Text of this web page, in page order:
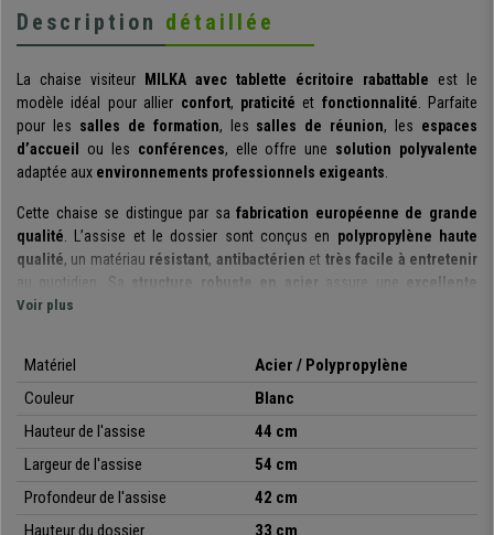
Description détaillée
La chaise visiteur MILKA avec tablette écritoire rabattable est le
modèle idéal pour allier confort, praticité et fonctionnalité. Parfaite
pour les salles de formation, les salles de réunion, les espaces
d’accueil
ou les conférences, elle offre une solution polyvalente
adaptée aux environnements professionnels exigeants.
Cette chaise se distingue par safabrication européenne de grande
qualité. L’assise et le dossier sont conçus en polypropylène haute
qualité, un matériau résistant, antibactérien et très facile à entretenir
au quotidien. Sa
structure robuste en acier
excellente
stabilitéainsi qu’une
notesfacilement et de travailler de manière confortable
optimisant l’espace
. Cette fonctionnalité en fait un
Polyvalente, la chaise MILKA s’adapte parfaitement aux
événement professionnel
. Disponible en plusieurs coloris, elle
s’intègre facilement à
tous les styles d’aménagement
Voir plus
Matériel
Acier / Polypropylène
Couleur
Blanc
Hauteur de l'assise
44 cm
Largeur de l'assise
54 cm
Profondeur de l'assise
42 cm
Hauteur du dossier
33 cm